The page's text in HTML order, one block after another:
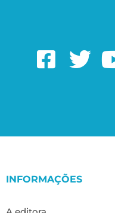
INFORMAÇÕES